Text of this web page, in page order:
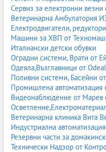
транспорт на обемни
Дистрибуция и логистика
регулярни доставки до
логистика за търговски
складови услуги
товаро-разтоварни
Вътрешен транспорт по
Вътрешен транспорт
Вътрешен транспорт
Вътрешен транспорт
Вътрешен транспорт
Вътрешен транспорт
Вътрешен транспорт
Вътрешен транспорт
Сервиз за електронни везни
Ветеринарна Амбулатория
Електродвигатели,
Машини за ХВП от
Италиански детски обувки
Оградни системи, Врати от
Одеяла,Възглавници от
Поливни системи, Басейни
Промишлена автоматизация
Видеонаблюдение от Марев
Ветеринарна клиника Вита
Индустриална
Резервни части за
Технически Надзор от